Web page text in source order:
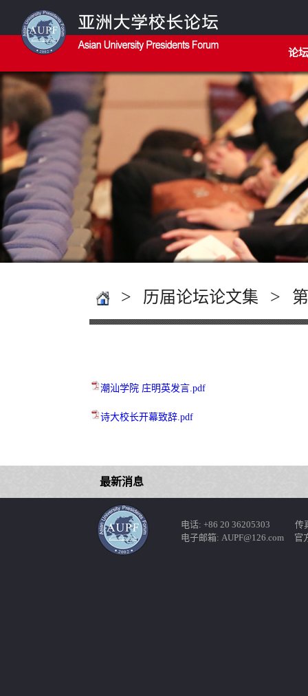
论
> 历届论坛论文集 >
潮汕学院 庄明英发言.pdf
诗大校长开幕致辞.pdf
最新消息
电话: +86 20 36205303 传真
电子邮箱: AUPF@126.com 官